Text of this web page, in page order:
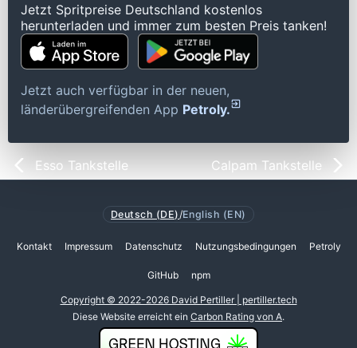
Jetzt Spritpreise Deutschland kostenlos
herunterladen und immer zum besten Preis tanken!
Jetzt auch verfügbar in der neuen,
länderübergreifenden App Petroly.
Esso Tankstelle Calpam Tankstelle
Deutsch (DE) /English (EN)
Kontakt Impressum Datenschutz Nutzungsbedingungen Petroly
GitHub npm
Copyright © 2022-2026 David Pertiller | pertiller.tech
Diese Website erreicht ein Carbon Rating von A.